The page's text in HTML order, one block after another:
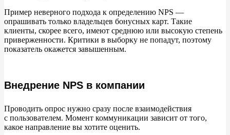
Пример неверного подхода к определению NPS —
опрашивать только владельцев бонусных карт. Такие
клиенты, скорее всего, имеют среднюю или высокую степень
приверженности. Критики в выборку не попадут, поэтому
показатель окажется завышенным.
Внедрение NPS в компании
Проводить опрос нужно сразу после взаимодействия
с пользователем. Момент коммуникации зависит от того,
какое направление вы хотите оценить.